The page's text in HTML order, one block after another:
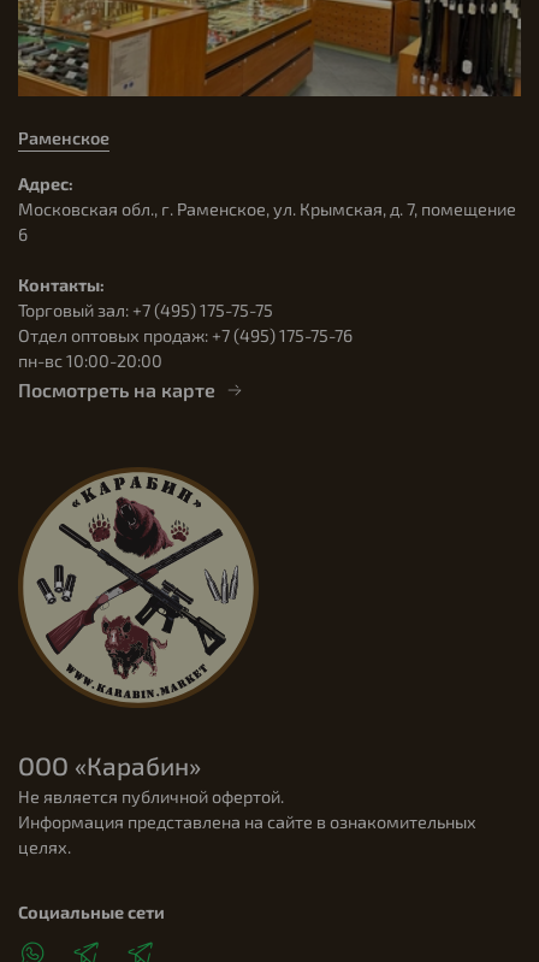
Раменское
Адрес:
Московская обл., г. Раменское, ул. Крымская, д. 7, помещение
6
Контакты:
Торговый зал: +7 (495) 175-75-75
Отдел оптовых продаж: +7 (495) 175-75-76
пн-вс 10:00-20:00
Посмотреть на карте
ООО «Карабин»
Не является публичной офертой.
Информация представлена на сайте в ознакомительных
целях.
Социальные сети